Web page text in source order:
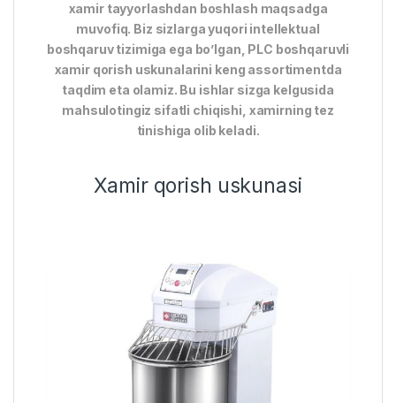
xamir tayyorlashdan boshlash maqsadga
muvofiq. Biz sizlarga yuqori intellektual
boshqaruv tizimiga ega bo’lgan, PLC boshqaruvli
xamir qorish uskunalarini keng assortimentda
taqdim eta olamiz. Bu ishlar sizga kelgusida
mahsulotingiz sifatli chiqishi, xamirning tez
tinishiga olib keladi.
Xamir qorish uskunasi